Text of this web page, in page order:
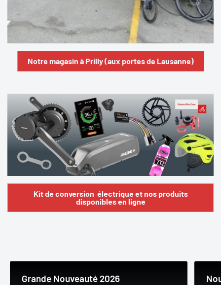
Notre magasin à Prilly (aux portes de Lausanne)
Kit de conversion électrique et nos produits
disponibles en ligne
Grande Nouveauté 2026